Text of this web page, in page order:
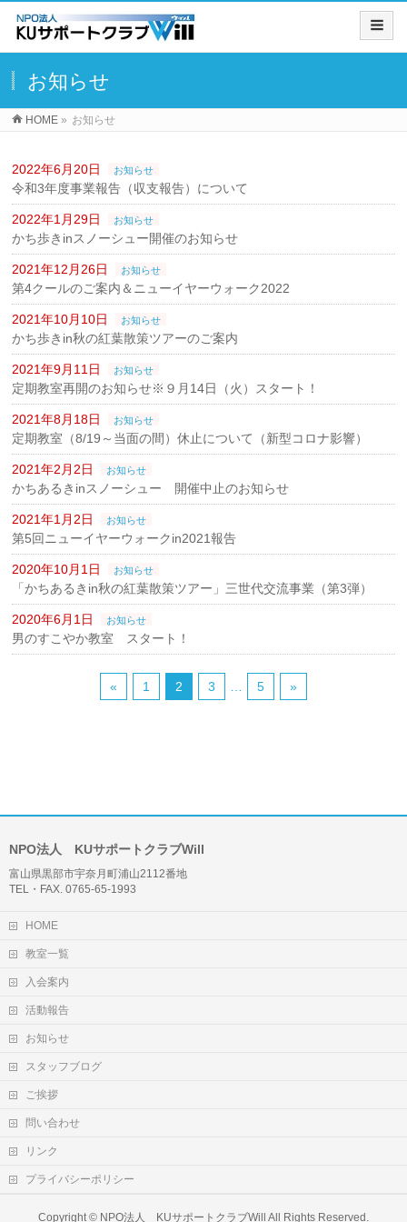
お知らせ
HOME » お知らせ
2022年6月20日 お知らせ
令和3年度事業報告（収支報告）について
2022年1月29日 お知らせ
かち歩きinスノーシュー開催のお知らせ
2021年12月26日 お知らせ
第4クールのご案内＆ニューイヤーウォーク2022
2021年10月10日 お知らせ
かち歩きin秋の紅葉散策ツアーのご案内
2021年9月11日 お知らせ
定期教室再開のお知らせ※９月14日（火）スタート！
2021年8月18日 お知らせ
定期教室（8/19～当面の間）休止について（新型コロナ影響）
2021年2月2日 お知らせ
かちあるきinスノーシュー 開催中止のお知らせ
2021年1月2日 お知らせ
第5回ニューイヤーウォークin2021報告
2020年10月1日 お知らせ
「かちあるきin秋の紅葉散策ツアー」三世代交流事業（第3弾）
2020年6月1日 お知らせ
男のすこやか教室 スタート！
« 1 2 3 5 »
NPO法人 KUサポートクラブWill
富山県黒部市宇奈月町浦山2112番地
TEL・FAX. 0765-65-1993
HOME
教室一覧
入会案内
活動報告
お知らせ
スタッフブログ
ご挨拶
問い合わせ
リンク
プライバシーポリシー
Copyright © NPO法人 KUサポートクラブWill All Rights Reserved.